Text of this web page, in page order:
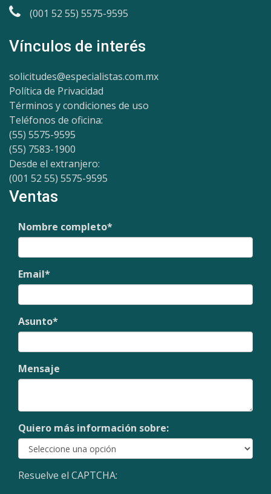
(001 52 55) 5575-9595
Vínculos de interés
solicitudes@especialistas.com.mx
Política de Privacidad
Términos y condiciones de uso
Teléfonos de oficina:
(55) 5575-9595
(55) 7583-1900
Desde el extranjero:
(001 52 55) 5575-9595
Ventas
Nombre completo*
Email*
Asunto*
Mensaje
Quiero más información sobre:
Resuelve el CAPTCHA: